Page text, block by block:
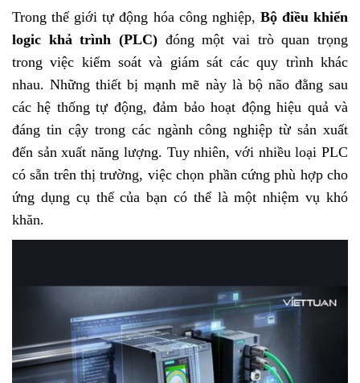
Trong thế giới tự động hóa công nghiệp, Bộ điều khiển
logic khả trình (PLC) đóng một vai trò quan trọng
trong việc kiểm soát và giám sát các quy trình khác
nhau. Những thiết bị mạnh mẽ này là bộ não đằng sau
các hệ thống tự động, đảm bảo hoạt động hiệu quả và
đáng tin cậy trong các ngành công nghiệp từ sản xuất
đến sản xuất năng lượng. Tuy nhiên, với nhiều loại PLC
có sẵn trên thị trường, việc chọn phần cứng phù hợp cho
ứng dụng cụ thể của bạn có thể là một nhiệm vụ khó
khăn.